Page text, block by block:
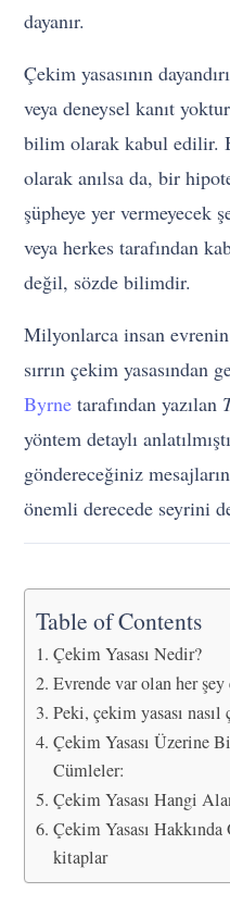
dayanır.
Çekim yasasının
veya deneysel kanıt
bilim olarak kabul edilir.
olarak anılsa da, bir
şüpheye yer vermeyecek
veya herkes tarafından
değil, sözde bilimdir.
Milyonlarca insan
sırrın çekim yasasından
Byrne tarafından yazılan
yöntem detaylı
göndereceğiniz
önemli derecede seyrini
Table of Contents
Çekim Yasası Nedir?
Evrende var olan her
Peki, çekim yasası nasıl
Çekim Yasası Üzerine
Cümleler:
Çekim Yasası Hangi
Çekim Yasası
kitaplar